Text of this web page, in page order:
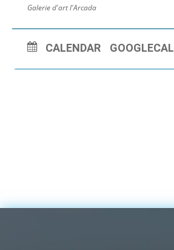
Galerie d'art l'Arcada
CALENDAR GOOGLECAL